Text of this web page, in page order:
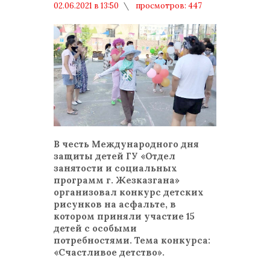
02.06.2021 в 13:50
просмотров: 447
В честь Международного дня
защиты детей ГУ «Отдел
занятости и социальных
программ г. Жезказгана»
организовал конкурс детских
рисунков на асфальте, в
котором приняли участие 15
детей с особыми
потребностями. Тема конкурса:
«Счастливое детство».